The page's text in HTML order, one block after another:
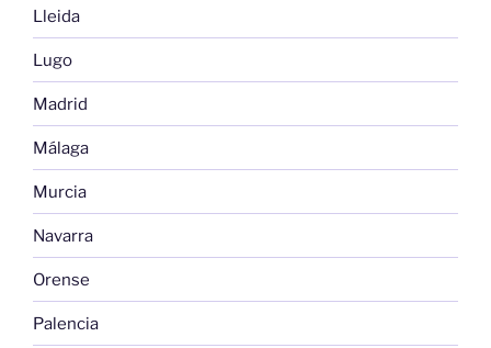
Lleida
Lugo
Madrid
Málaga
Murcia
Navarra
Orense
Palencia